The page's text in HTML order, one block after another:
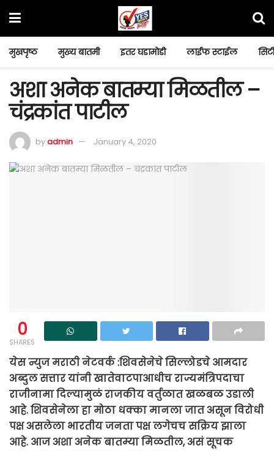
मुखपृष्ठ मुख्य बातमी इतर घडामोडी लाईफ स्टाईल
अशा अनेक बातम्या मिळतील –
चंद्रकांत पाटील
byadmin January 4, 2020
0
SHARES
येस न्युज मराठी नेटवर्क :शिवसेनेचे सिल्लोडचे आमदार
अब्दुल सत्तार यांनी खातेवाटपाआधीच राज्यमंत्रिपदाचा
राजीनामा दिल्यामुळं राजकीय वर्तुळात खळबळ उडाली
आहे. शिवसेनेला हा मोठा धक्का मानला जात असून विरोधी
पक्ष असलेला भारतीय जनता पक्ष लगेचच सक्रिय झाला
आहे. आज अशा अनेक बातम्या मिळतील, असं सूचक